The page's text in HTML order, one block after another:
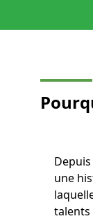
une
talents